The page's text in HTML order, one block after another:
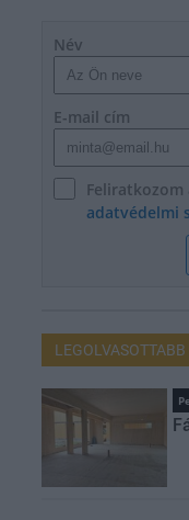
Név
E-mail cím
adatvédelmi
LEGOLVASOTTABB